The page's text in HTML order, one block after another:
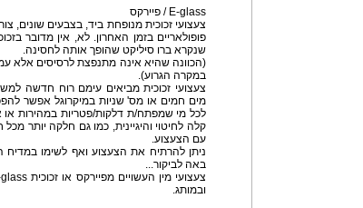
E-glass / פיירקס
צעצועי זכוכית מנופחת ביד, בצבעים שונים,
פופולאריים בזמן האחרון. לא, אין מדובר
שנקרא ברו סיליקט שהופך אותה לחסינה.
(הכוונה שהיא אינה מתנפצת לרסיסים אלא
במקרה הגרוע).
צעצועי זכוכית מביאים עימם רוח חדשה
מים חמים או מס' שניות במיקרוגל אפשר
לכל מי שמפתח/ת דלקות/פטריות במהירות או
קלה לחיטוי והיגיינית, כמו גם חלקה יותר
עם הצעצוע.
ניתן להרתיח את הצעצוע ואף לשימו
באה לביקור...
ובמותג.